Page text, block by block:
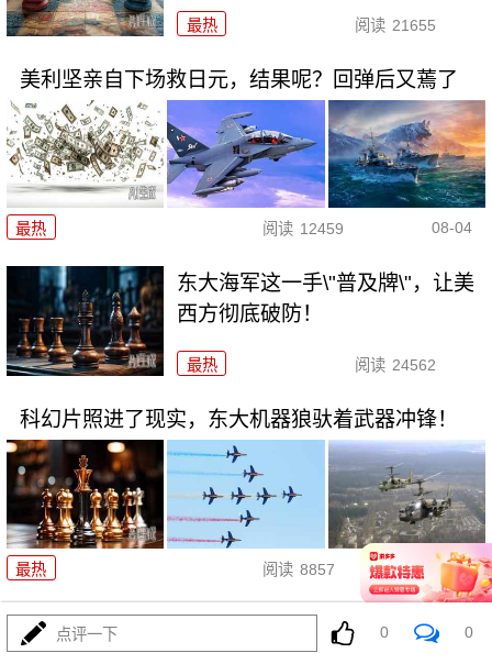
最热 阅读 21655
美利坚亲自下场救日元，结果呢？回弹后又蔫了
最热 阅读 12459 08-04
东大海军这一手\"普及牌\"，让美
西方彻底破防！
最热 阅读 24562
科幻片照进了现实，东大机器狼驮着武器冲锋！
最热 阅读 8857 08-04
波斯要给中东\"物理断网\"，特朗
普忙递橄榄枝？
点评一下 0 0